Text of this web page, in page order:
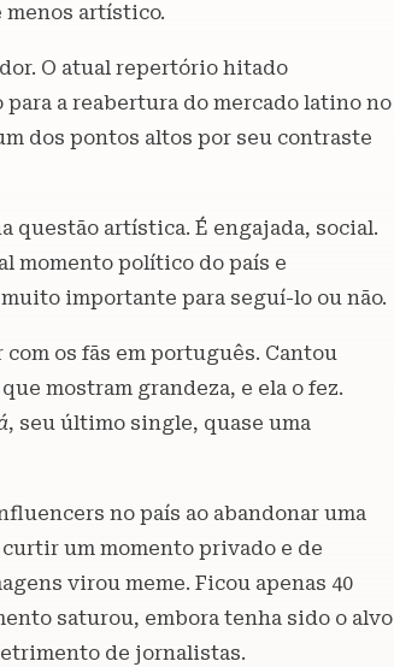
menos artístico.
O atual repertório hitado
a reabertura do mercado latino no
dos pontos altos por seu contraste
questão artística. É engajada, social.
momento político do país e
importante para seguí-lo ou não.
os fãs em português. Cantou
mostram grandeza, e ela o fez.
, seu último single, quase uma
no país ao abandonar uma
um momento privado e de
virou meme. Ficou apenas 40
saturou, embora tenha sido o alvo
de jornalistas.